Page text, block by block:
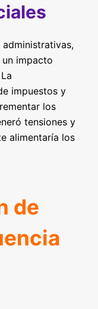
impacto
impuestos y
los
tensiones y
alimentaría los
de